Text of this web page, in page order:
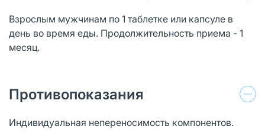
Взрослым мужчинам по 1 таблетке или капсуле в
день во время еды. Продолжительность приема - 1
месяц.
Противопоказания
Индивидуальная непереносимость компонентов.